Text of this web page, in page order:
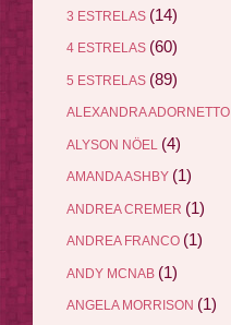
3 ESTRELAS (14)
4 ESTRELAS (60)
5 ESTRELAS (89)
ALEXANDRA ADORNETTO
ALYSON NÖEL (4)
AMANDA ASHBY (1)
ANDREA CREMER (1)
ANDREA FRANCO (1)
ANDY MCNAB (1)
ANGELA MORRISON (1)